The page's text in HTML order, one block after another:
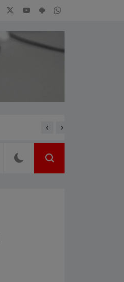
Mario Cimarro, el
‹ ›